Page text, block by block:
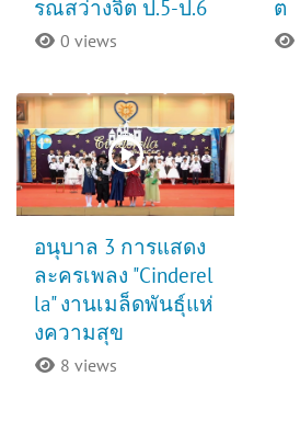
รณสว่างจิต ป.5-ป.6
0 views
ต
อนุบาล 3 การแสดง
ละครเพลง "Cinderel
la" งานเมล็ดพันธุ์แห่
งความสุข
8 views